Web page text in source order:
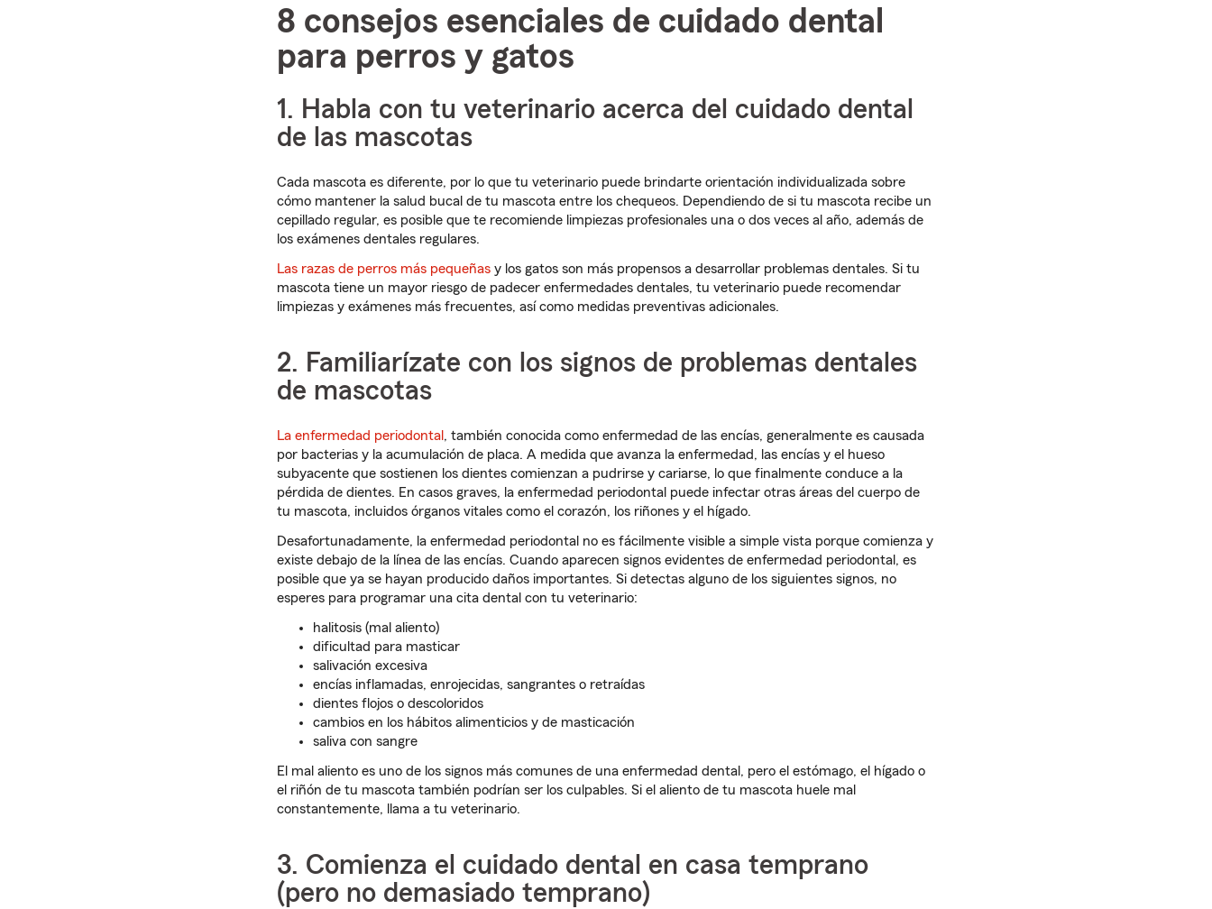
8 consejos esenciales de cuidado dental
para perros y gatos
1. Habla con tu veterinario acerca del cuidado dental
de las mascotas
Cada mascota es diferente, por lo que tu veterinario puede brindarte orientación individualizada sobre
cómo mantener la salud bucal de tu mascota entre los chequeos. Dependiendo de si tu mascota recibe un
cepillado regular, es posible que te recomiende limpiezas profesionales una o dos veces al año, además de
los exámenes dentales regulares.
Las razas de perros más pequeñas y los gatos son más propensos a desarrollar problemas dentales. Si tu
mascota tiene un mayor riesgo de padecer enfermedades dentales, tu veterinario puede recomendar
limpiezas y exámenes más frecuentes, así como medidas preventivas adicionales.
2. Familiarízate con los signos de problemas dentales
de mascotas
La enfermedad periodontal , también conocida como enfermedad de las encías, generalmente es causada
por bacterias y la acumulación de placa. A medida que avanza la enfermedad, las encías y el hueso
subyacente que sostienen los dientes comienzan a pudrirse y cariarse, lo que finalmente conduce a la
pérdida de dientes. En casos graves, la enfermedad periodontal puede infectar otras áreas del cuerpo de
tu mascota, incluidos órganos vitales como el corazón, los riñones y el hígado.
Desafortunadamente, la enfermedad periodontal no es fácilmente visible a simple vista porque comienza y
existe debajo de la línea de las encías. Cuando aparecen signos evidentes de enfermedad periodontal, es
posible que ya se hayan producido daños importantes. Si detectas alguno de los siguientes signos, no
esperes para programar una cita dental con tu veterinario:
halitosis (mal aliento)
dificultad para masticar
salivación excesiva
encías inflamadas, enrojecidas, sangrantes o retraídas
dientes flojos o descoloridos
cambios en los hábitos alimenticios y de masticación
saliva con sangre
El mal aliento es uno de los signos más comunes de una enfermedad dental, pero el estómago, el hígado o
el riñón de tu mascota también podrían ser los culpables. Si el aliento de tu mascota huele mal
constantemente, llama a tu veterinario.
3. Comienza el cuidado dental en casa temprano
(pero no demasiado temprano)